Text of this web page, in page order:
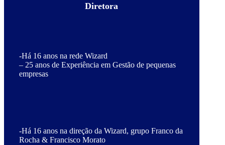
Diretora
-Há 16 anos na rede Wizard
– 25 anos de Experiência em Gestão de pequenas
empresas
-Há 16 anos na direção da Wizard, grupo Franco da
Rocha & Francisco Morato